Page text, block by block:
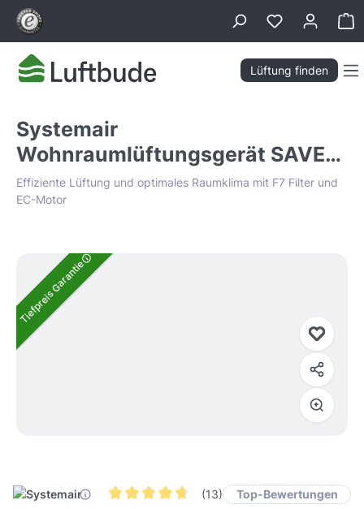
springen
Lüftung finden
Systemair
Wohnraumlüftungsgerät SAVE
VSC 100 mit 86% WRG
Effiziente Lüftung und optimales Raumklima mit F7 Filter und
EC-Motor
Bildergalerie überspringen
Tiefpreis Garantie
(13) Top-Bewertungen